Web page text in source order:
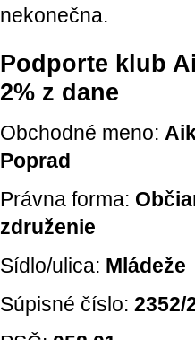
nekonečna.
Podporte klub
2% z dane
Obchodné meno:
Poprad
Právna forma:
združenie
Sídlo/ulica: Mládeže
Súpisné číslo: 2352/